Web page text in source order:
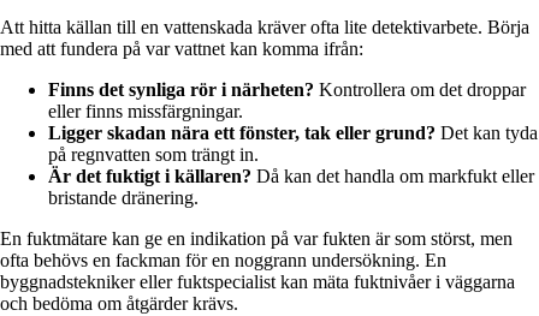
Att hitta källan till en vattenskada kräver ofta lite detektivarbete. Börja
med att fundera på var vattnet kan komma ifrån:
Finns det synliga rör i närheten? Kontrollera om det droppar
eller finns missfärgningar.
Ligger skadan nära ett fönster, tak eller grund? Det kan tyda
på regnvatten som trängt in.
Är det fuktigt i källaren? Då kan det handla om markfukt eller
bristande dränering.
En fuktmätare kan ge en indikation på var fukten är som störst, men
ofta behövs en fackman för en noggrann undersökning. En
byggnadstekniker eller fuktspecialist kan mäta fuktnivåer i väggarna
och bedöma om åtgärder krävs.